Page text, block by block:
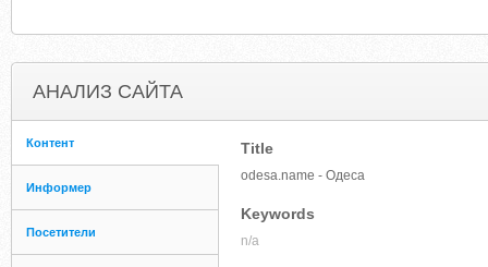
АНАЛИЗ САЙТА
Контент
Информер
Посетители
Title
odesa.name - Одеса
Keywords
n/a